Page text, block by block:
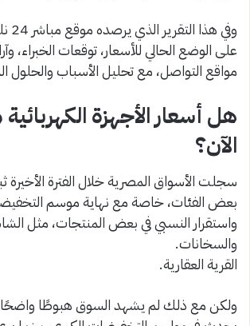
على الوضع الحالي للأسعار، توقعات الخبراء،
مواقع التواصل، مع تحليل الأسباب والحلول
هل أسعار الأجهزة
الآن؟
سجلت الأسواق المصرية خلال الفترة الأخيرة
بعض الفئات، خاصة مع نهاية موسم
واستقرار النسبي في بعض المنتجات، مثل
والسخانات.
القرية العقارية.
ولكن مع ذلك لم يشهد السوق هبوطًا واضحًا